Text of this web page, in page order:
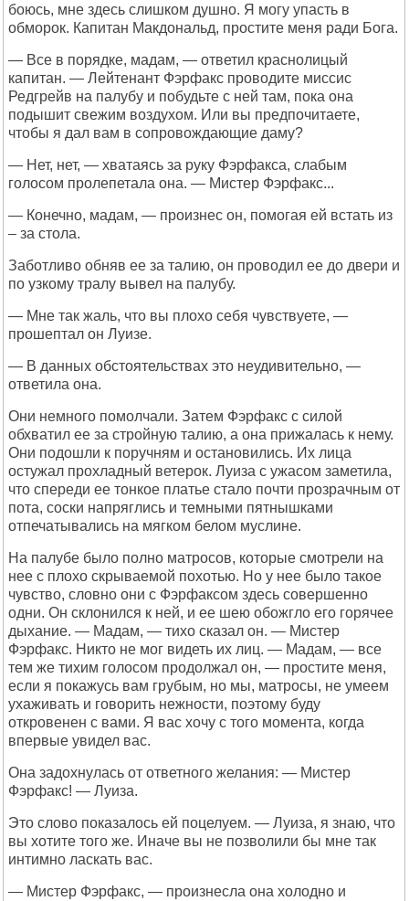
боюсь, мне здесь слишком душно. Я могу упасть в
обморок. Капитан Макдональд, простите меня ради Бога.
— Все в порядке, мадам, — ответил краснолицый
капитан. — Лейтенант Фэрфакс проводите миссис
Редгрейв на палубу и побудьте с ней там, пока она
подышит свежим воздухом. Или вы предпочитаете,
чтобы я дал вам в сопровождающие даму?
— Нет, нет, — хватаясь за руку Фэрфакса, слабым
голосом пролепетала она. — Мистер Фэрфакс...
— Конечно, мадам, — произнес он, помогая ей встать из
– за стола.
Заботливо обняв ее за талию, он проводил ее до двери и
по узкому тралу вывел на палубу.
— Мне так жаль, что вы плохо себя чувствуете, —
прошептал он Луизе.
— В данных обстоятельствах это неудивительно, —
ответила она.
Они немного помолчали. Затем Фэрфакс с силой
обхватил ее за стройную талию, а она прижалась к нему.
Они подошли к поручням и остановились. Их лица
остужал прохладный ветерок. Луиза с ужасом заметила,
что спереди ее тонкое платье стало почти прозрачным от
пота, соски напряглись и темными пятнышками
отпечатывались на мягком белом муслине.
На палубе было полно матросов, которые смотрели на
нее с плохо скрываемой похотью. Но у нее было такое
чувство, словно они с Фэрфаксом здесь совершенно
одни. Он склонился к ней, и ее шею обожгло его горячее
дыхание. — Мадам, — тихо сказал он. — Мистер
Фэрфакс. Никто не мог видеть их лиц. — Мадам, — все
тем же тихим голосом продолжал он, — простите меня,
если я покажусь вам грубым, но мы, матросы, не умеем
ухаживать и говорить нежности, поэтому буду
откровенен с вами. Я вас хочу с того момента, когда
впервые увидел вас.
Она задохнулась от ответного желания: — Мистер
Фэрфакс! — Луиза.
Это слово показалось ей поцелуем. — Луиза, я знаю, что
вы хотите того же. Иначе вы не позволили бы мне так
интимно ласкать вас.
— Мистер Фэрфакс, — произнесла она холодно и